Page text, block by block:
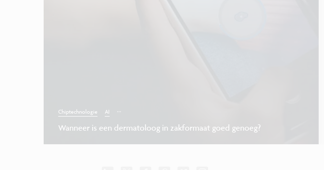
Chiptechnologie AI ...
Wanneer is een dermatoloog in zakformaat goed genoeg?